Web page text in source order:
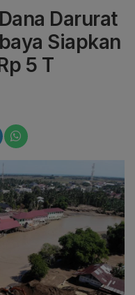
Darurat
Siapkan
5 T